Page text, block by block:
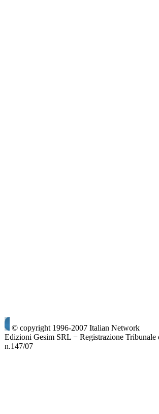
© copyright 1996-2007 Italian Network
Edizioni Gesim SRL − Registrazione
n.147/07